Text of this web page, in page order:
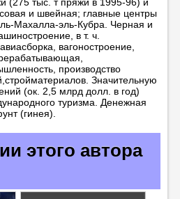
и швейная; главные центры
Махалла-эль-Кубра. Черная и
в т. ч.
вагоностроение,
производство
Значительную
(ок. 2,5 млрд долл. в год)
туризма. Денежная
(гинея).
этого автора